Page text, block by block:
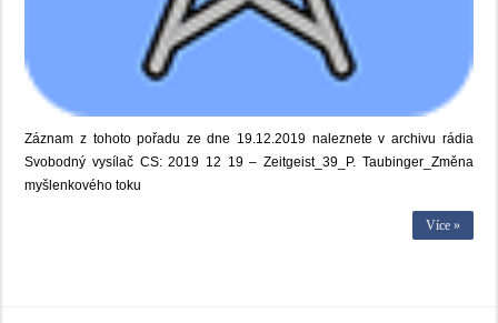
Záznam z tohoto pořadu ze dne 19.12.2019 naleznete v archivu rádia
Svobodný vysílač CS: 2019 12 19 – Zeitgeist_39_P. Taubinger_Změna
myšlenkového toku
Více »